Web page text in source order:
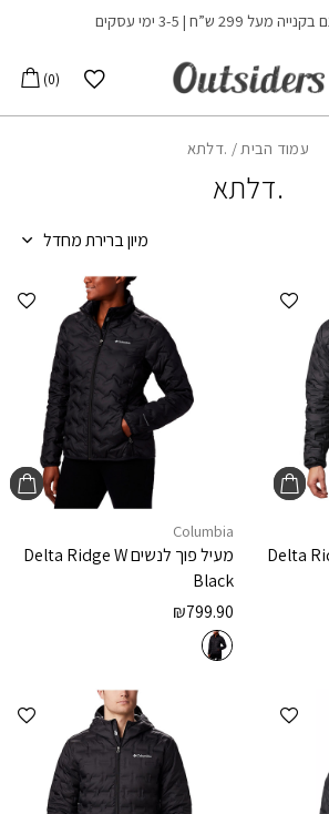
299 ש”ח | 3-5 ימי עסקים
הרשימה שלי
0
עמוד הבית/ .דלתא
.דלתא
מיון ברירת מחדל
הוספה למועדפים
Delta
Columbia
מעיל פוך לנשיםDelta Ridge W
Black
₪799.90
הוספה למועדפים